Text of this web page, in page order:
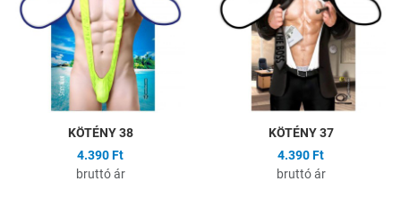
Gyors nézet
KÖTÉNY 38
4.390 Ft
bruttó ár
KÖTÉNY 37
4.390 Ft
bruttó ár